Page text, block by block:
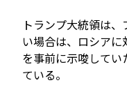
トランプ大統領は
い場合は、ロシア
を事前に示唆して
ている。